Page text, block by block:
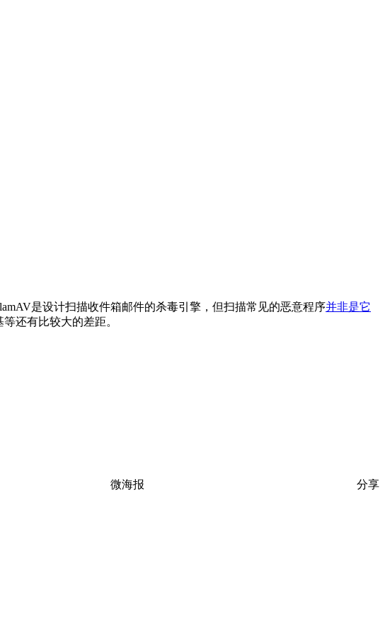
是设计扫描收件箱邮件的杀毒引擎，但扫描常见的恶意程序并非是它
还有比较大的差距。
微海报 分享